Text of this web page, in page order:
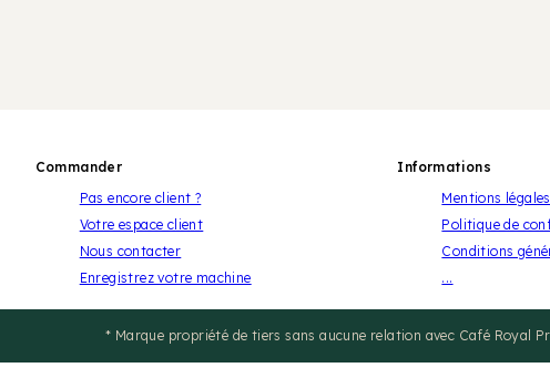
Commander
Pas encore client ?
Votre espace client
Nous contacter
Enregistrez votre machine
Informations
Mentions légales
Politique de
Conditions
...
* Marque propriété de tiers sans aucune relation avec Café Royal